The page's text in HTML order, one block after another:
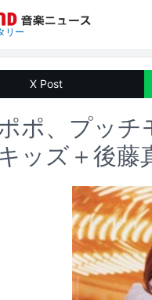
リー
X Post
ポ、プッチ
ッズ＋後藤